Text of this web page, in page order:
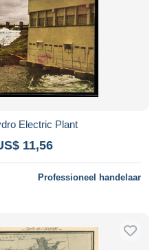
Electric Plant
11,56
Professioneel handelaar